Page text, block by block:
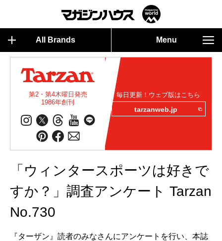
All Brands Menu
第2・第4木曜日発売
1986年創刊
毎日更新！ウェブ版はこちら
tarzanweb.jp
「ウィンタースポーツは好きで
すか？」調査アンケート Tarzan
No.730
『ターザン』読者のみなさんにアンケートを行い、本誌